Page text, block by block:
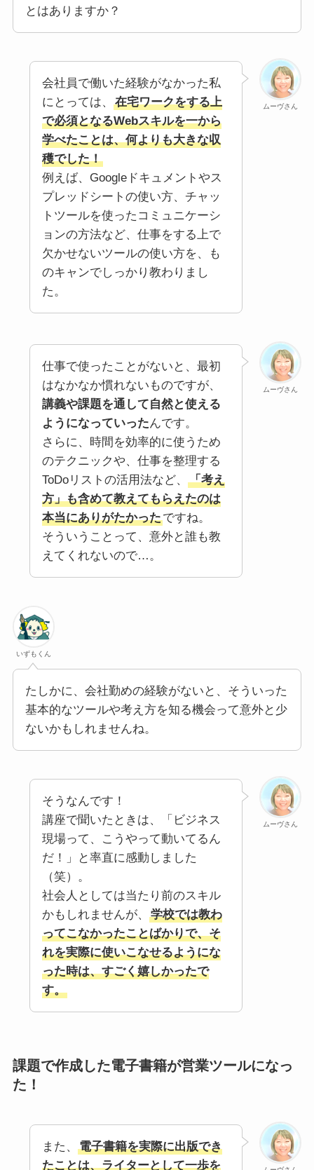
とはありますか？
ムーヴさん
会社員で働いた経験がなかった私
にとっては、
在宅ワークをする上
で必須となるWebスキルを一から
学べたことは、何よりも大きな収
穫でした！
例えば、Googleドキュメントやス
プレッドシートの使い方、チャッ
トツールを使ったコミュニケーシ
ョンの方法など、仕事をする上で
欠かせないツールの使い方を、も
のキャンでしっかり教わりまし
た。
ムーヴさん
仕事で使ったことがないと、最初
はなかなか慣れないものですが、
講義や課題を通して自然と使える
ようになっていったんです。
さらに、時間を効率的に使うため
のテクニックや、仕事を整理する
ToDoリストの活用法など、
「考え
方」も含めて教えてもらえたのは
本当にありがたかったですね。
そういうことって、意外と誰も教
えてくれないので…。
いずもくん
たしかに、会社勤めの経験がないと、そういった
基本的なツールや考え方を知る機会って意外と少
ないかもしれませんね。
ムーヴさん
そうなんです！
講座で聞いたときは、「ビジネス
現場って、こうやって動いてるん
だ！」と率直に感動しました
（笑）。
社会人としては当たり前のスキル
かもしれませんが、
学校では教わ
ってこなかったことばかりで、そ
れを実際に使いこなせるようにな
った時は、すごく嬉しかったで
す。
課題で作成した電子書籍が営業ツールになっ
た！
また、
電子書籍を実際に出版でき
たことは、ライターとして一歩を